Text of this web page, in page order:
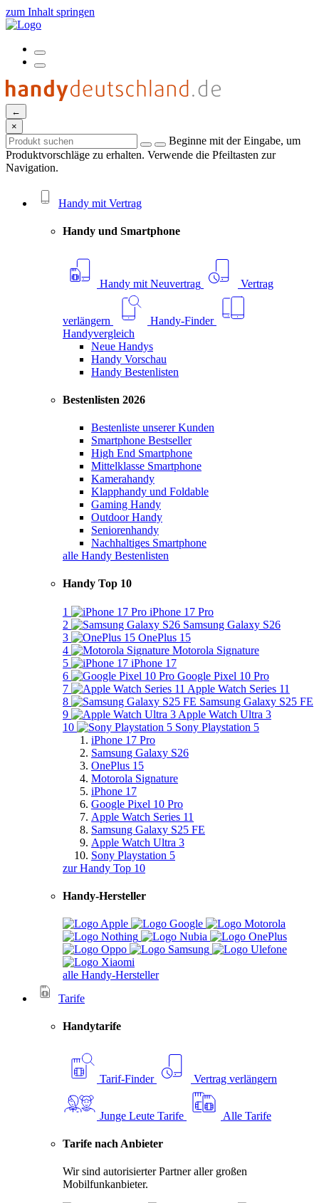
zum Inhalt springen
←
×
Beginne mit der Eingabe, um
Produktvorschläge zu erhalten. Verwende die Pfeiltasten zur
Navigation.
Handy mit Vertrag
Handy und Smartphone
Handy mit Neuvertrag Vertrag
verlängern
Handy-Finder
Handyvergleich
Neue Handys
Handy Vorschau
Handy Bestenlisten
Bestenlisten 2026
Bestenliste unserer Kunden
Smartphone Bestseller
High End Smartphone
Mittelklasse Smartphone
Kamerahandy
Klapphandy und Foldable
Gaming Handy
Outdoor Handy
Seniorenhandy
Nachhaltiges Smartphone
alle Handy Bestenlisten
Handy Top 10
1
iPhone 17 Pro
2
Samsung Galaxy S26
3
OnePlus 15
4
Motorola Signature
5
iPhone 17
6
Google Pixel 10 Pro
7
Apple Watch Series 11
8
Samsung Galaxy S25 FE
9
Apple Watch Ultra 3
10
Sony Playstation 5
iPhone 17 Pro
Samsung Galaxy S26
OnePlus 15
Motorola Signature
iPhone 17
Google Pixel 10 Pro
Apple Watch Series 11
Samsung Galaxy S25 FE
Apple Watch Ultra 3
Sony Playstation 5
zur Handy Top 10
Handy-Hersteller
alle Handy-Hersteller
Tarife
Handytarife
Tarif-Finder Vertrag verlängern
Junge Leute Tarife Alle Tarife
Tarife nach Anbieter
Wir sind autorisierter Partner aller großen
Mobilfunkanbieter.